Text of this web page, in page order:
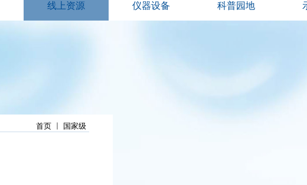
线上资源 仪器设备 科普园地
首页 国家级